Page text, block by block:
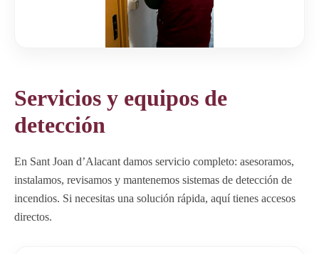
Servicios y equipos de
detección
En Sant Joan d’Alacant damos servicio completo: asesoramos,
instalamos, revisamos y mantenemos sistemas de detección de
incendios. Si necesitas una solución rápida, aquí tienes accesos
directos.